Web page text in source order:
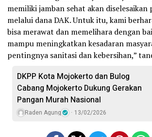
memiliki jamban sehat akan diselesaikan
melalui dana DAK. Untuk itu, kami
bisa merawat dan memelihara dengan
mampu meningkatkan kesadaran
pentingnya sanitasi dan kebersihan,”
DKPP Kota Mojokerto dan Bulog
Cabang Mojokerto Dukung Gerakan
Pangan Murah Nasional
Raden Agung 13/02/2026